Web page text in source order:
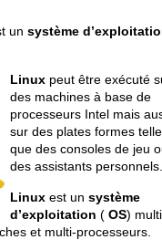
un système
Linux peut être exécuté
des machines à base de
processeurs Intel mais
sur des plates formes
que des consoles de jeu
des assistants personnels.
Linux est un système
d’exploitation ( OS) multi
et multi-processeurs.